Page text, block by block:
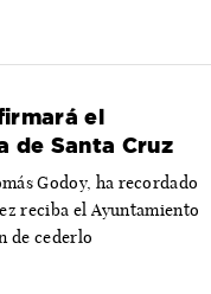
el
de Santa Cruz
Godoy, ha recordado
reciba el Ayuntamiento
de cederlo